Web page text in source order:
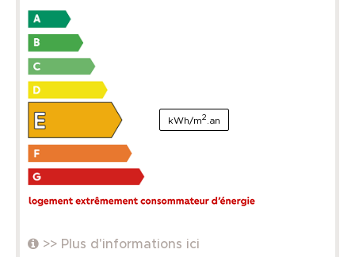
kWh/m2 .an
>> Plus d'informations ici